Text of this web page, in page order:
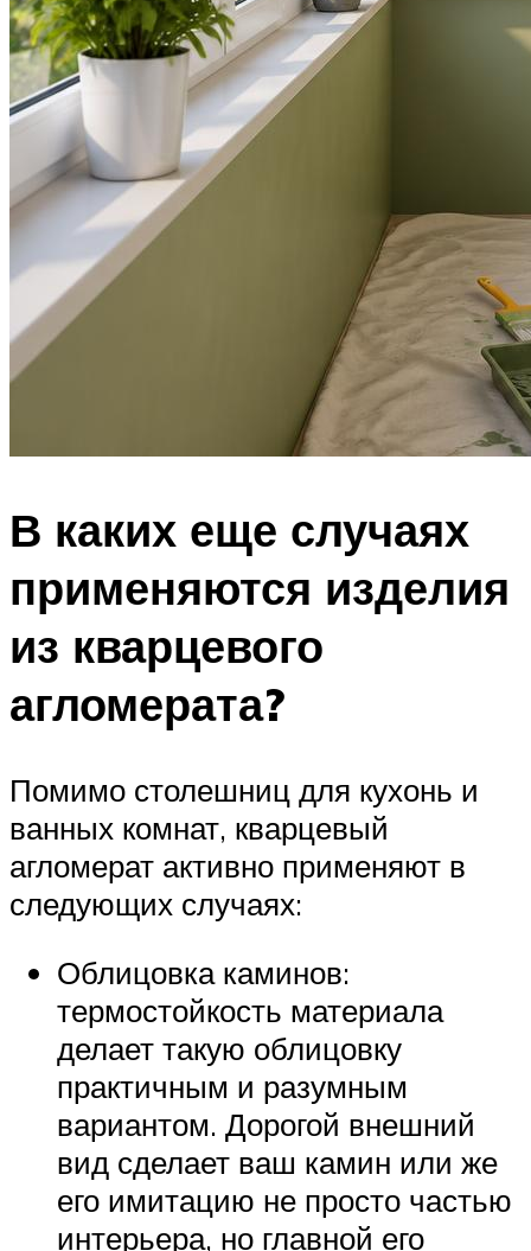
В каких еще случаях
применяются изделия
из кварцевого
агломерата?
Помимо столешниц для кухонь и
ванных комнат, кварцевый
агломерат активно применяют в
следующих случаях:
Облицовка каминов:
термостойкость материала
делает такую облицовку
практичным и разумным
вариантом. Дорогой внешний
вид сделает ваш камин или же
его имитацию не просто частью
интерьера, но главной его